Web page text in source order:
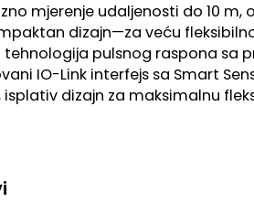
mjerenje udaljenosti do 10
dizajn—za veću
pulsnog raspona sa
IO-Link interfejs sa Smart
dizajn za maksimalnu